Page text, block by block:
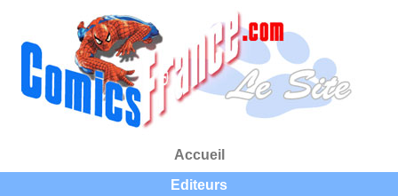
Accueil
Editeurs